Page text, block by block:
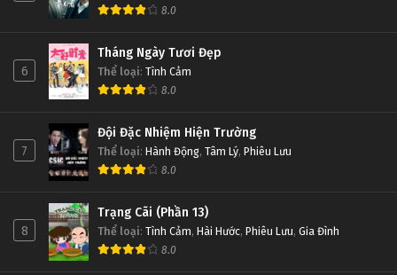
8.0
6
Tháng Ngày Tươi Đẹp
Thể loại: Tình Cảm
8.0
7
Đội Đặc Nhiệm Hiện Trường
Thể loại: Hành Động, Tâm Lý, Phiêu Lưu
8.0
8
Trạng Cãi (Phần 13)
Thể loại: Tình Cảm, Hài Hước, Phiêu Lưu, Gia Đình
8.0